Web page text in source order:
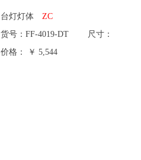
台灯灯体
ZC
货号： FF-4019-DT 尺寸：
价格：
￥ 5,544